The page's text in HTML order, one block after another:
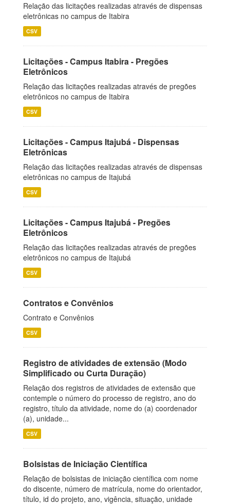
Relação das licitações realizadas através de dispensas
eletrônicas no campus de Itabira
CSV
Licitações - Campus Itabira - Pregões
Eletrônicos
Relação das licitações realizadas através de pregões
eletrônicos no campus de Itabira
CSV
Licitações - Campus Itajubá - Dispensas
Eletrônicas
Relação das licitações realizadas através de dispensas
eletrônicas no campus de Itajubá
CSV
Licitações - Campus Itajubá - Pregões
Eletrônicos
Relação das licitações realizadas através de pregões
eletrônicos no campus de Itajubá
CSV
Contratos e Convênios
Contrato e Convênios
CSV
Registro de atividades de extensão (Modo
Simplificado ou Curta Duração)
Relação dos registros de atividades de extensão que
contemple o número do processo de registro, ano do
registro, título da atividade, nome do (a) coordenador
(a), unidade...
CSV
Bolsistas de Iniciação Científica
Relação de bolsistas de iniciação científica com nome
do discente, número de matrícula, nome do orientador,
título, id do projeto, ano, vigência, situação, unidade